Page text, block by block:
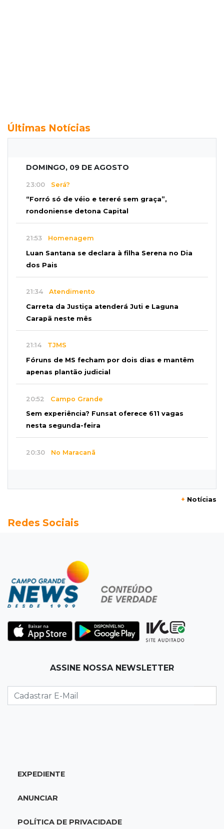
Últimas Notícias
DOMINGO, 09 DE AGOSTO
23:00 Será?
“Forró só de véio e tereré sem graça”,
rondoniense detona Capital
21:53 Homenagem
Luan Santana se declara à filha Serena no Dia
dos Pais
21:34 Atendimento
Carreta da Justiça atenderá Juti e Laguna
Carapã neste mês
21:14 TJMS
Fóruns de MS fecham por dois dias e mantêm
apenas plantão judicial
20:52 Campo Grande
Sem experiência? Funsat oferece 611 vagas
nesta segunda-feira
20:30 No Maracanã
Seleções em MS têm salários de até R$ 8,2 mil;
Jardim Itatiaia
Vigia é amarrado durante roubo de carro e
dois caminhões em pátio
Corinthians vence Bragantino por 2 a 0 e sobe
para 7º no Brasileirão
Na Vila Belmiro
lugar no Brasileirão
18:33Em 2022
adolescente atropelada no Amazonas
+ Notícias
Redes Sociais
ASSINE NOSSA NEWSLETTER
EXPEDIENTE
ANUNCIAR
POLÍTICA DE PRIVACIDADE